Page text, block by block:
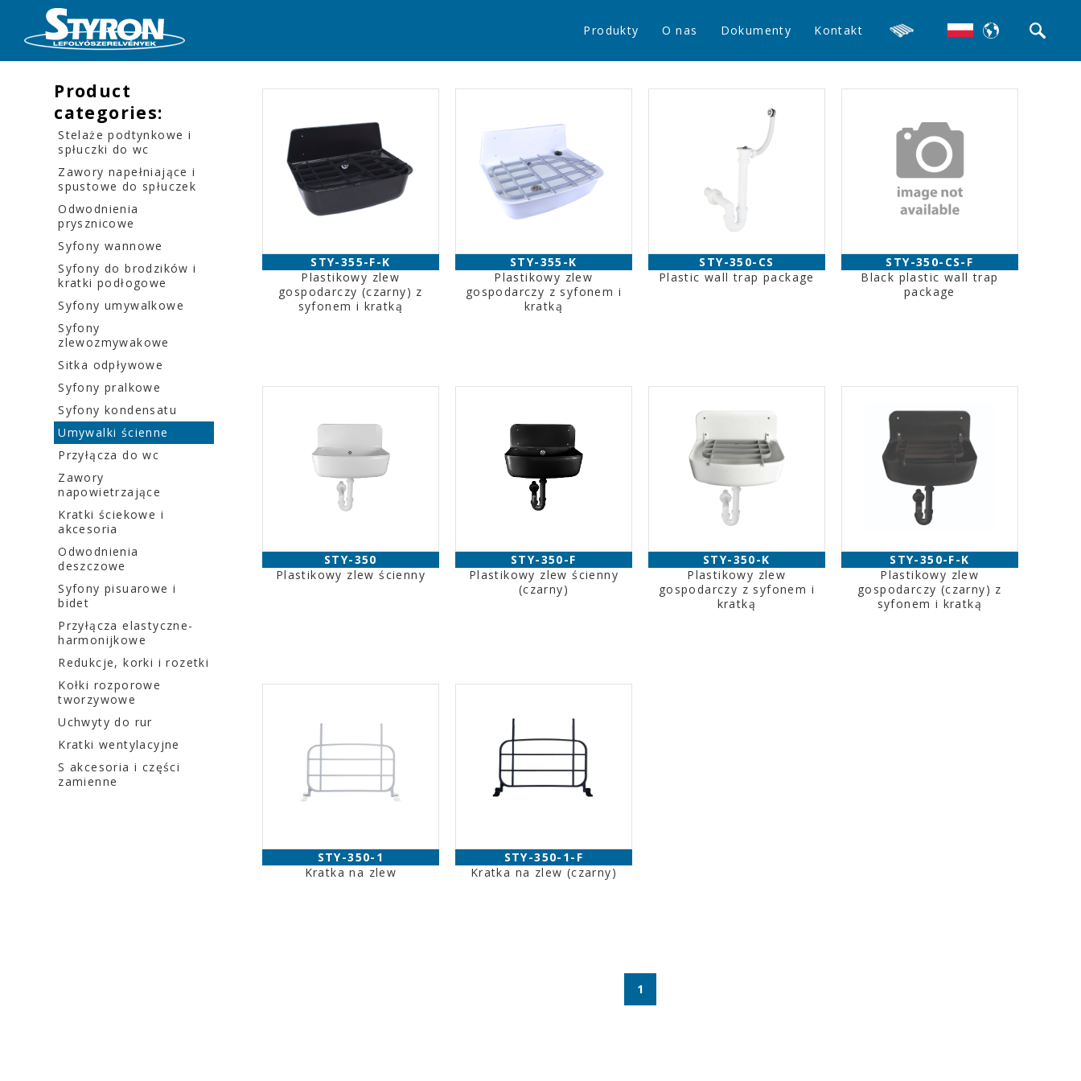
Produkty O nas Dokumenty Kontakt
Product
categories:
Stelaże podtynkowe i
spłuczki do wc
Zawory napełniające i
spustowe do spłuczek
Odwodnienia
prysznicowe
Syfony wannowe
Syfony do brodzików i
kratki podłogowe
Syfony umywalkowe
Syfony
zlewozmywakowe
Sitka odpływowe
Syfony pralkowe
Syfony kondensatu
Umywalki ścienne
Przyłącza do wc
Zawory
napowietrzające
Kratki ściekowe i
akcesoria
Odwodnienia
deszczowe
Syfony pisuarowe i
bidet
Przyłącza elastyczne-
harmonijkowe
Redukcje, korki i rozetki
Kołki rozporowe
tworzywowe
Uchwyty do rur
Kratki wentylacyjne
S akcesoria i części
zamienne
STY-355-F-K
Plastikowy zlew
gospodarczy (czarny) z
syfonem i kratką
STY-355-K
Plastikowy zlew
gospodarczy z syfonem i
kratką
STY-350-CS
Plastic wall trap package
STY-350-CS-F
Black plastic wall trap
package
STY-350
Plastikowy zlew ścienny
STY-350-F
Plastikowy zlew ścienny
(czarny)
STY-350-K
Plastikowy zlew
gospodarczy z syfonem i
kratką
STY-350-F-K
Plastikowy zlew
gospodarczy (czarny) z
syfonem i kratką
STY-350-1
Kratka na zlew
STY-350-1-F
Kratka na zlew (czarny)
1